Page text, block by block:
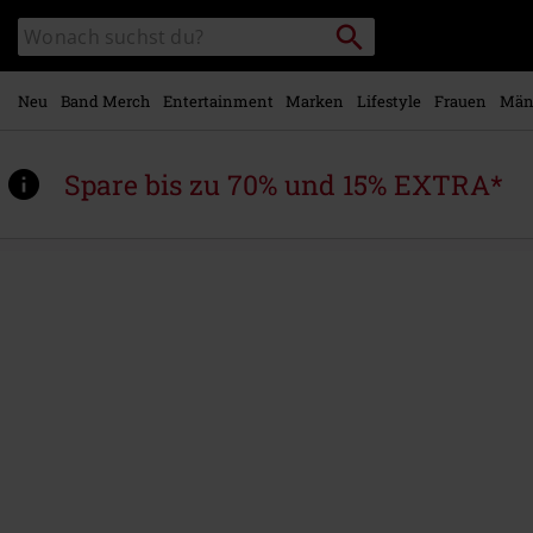
Hauptinhalt
springen
Katalog
durchsuchen
Packstation
suchen
Neu Band Merch Entertainment Marken Lifestyle Frauen
Spare bis zu 70% und 15% EXTRA*